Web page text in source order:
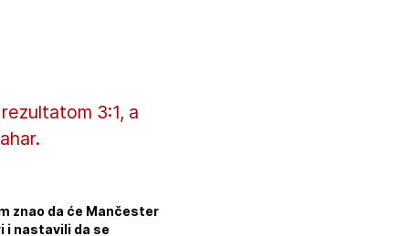
3:1, a
znao da će Mančester
i nastavili da se